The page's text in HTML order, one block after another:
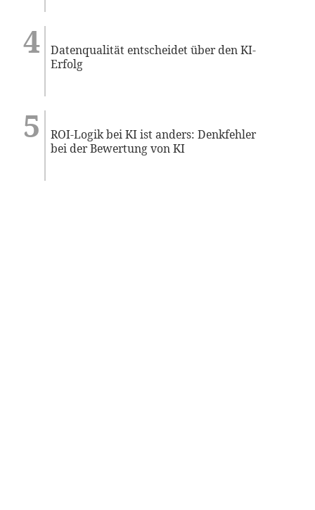
Datenqualität entscheidet über den KI-
Erfolg
ROI-Logik bei KI ist anders: Denkfehler
bei der Bewertung von KI